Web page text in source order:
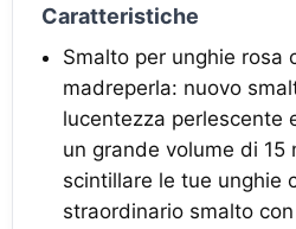
Caratteristiche
Smalto per unghie rosa
madreperla: nuovo
lucentezza perlescente
un grande volume di 15
scintillare le tue unghie
straordinario smalto